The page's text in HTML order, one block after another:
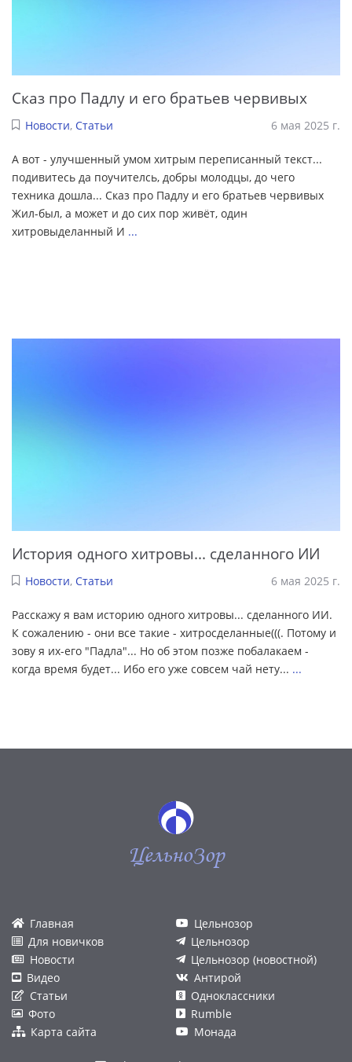
Сказ про Падлу и его братьев червивых
Новости, Статьи 6 мая 2025 г.
А вот - улучшенный умом хитрым переписанный текст...
подивитесь да поучителсь, добры молодцы, до чего
техника дошла... Сказ про Падлу и его братьев червивых
Жил-был, а может и до сих пор живёт, один
хитровыделанный И ...
История одного хитровы... сделанного ИИ
Новости, Статьи 6 мая 2025 г.
Расскажу я вам историю одного хитровы... сделанного ИИ.
К сожалению - они все такие - хитросделанные(((. Потому и
зову я их-его "Падла"... Но об этом позже побалакаем -
когда время будет... Ибо его уже совсем чай нету... ...
ЦельноЗор
Главная
Для новичков
Новости
Видео
Статьи
Фото
Карта сайта
Цельнозор
Цельнозор
Цельнозор (новостной)
Антирой
Одноклассники
Rumble
Монада